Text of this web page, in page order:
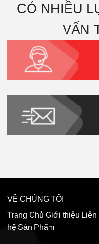
CÓ NHIỀU
VẤN
VỀ CHÚNG TÔI
Trang Chủ Giới thiệu Liên
hệ Sản Phẩm